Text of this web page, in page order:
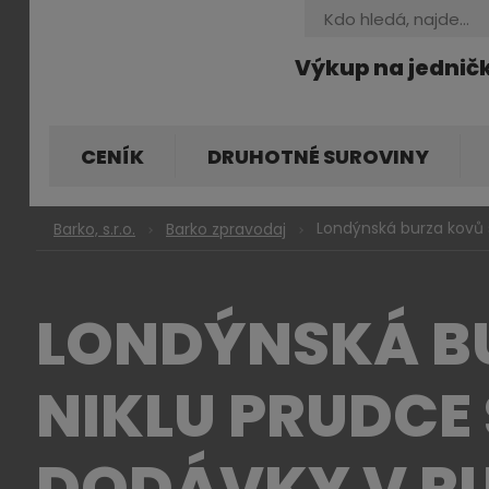
Výkup na
Vyhledávání
CENÍK DRUHOTNÉ SUROVINY
Barko, s.r.o. Barko zpravodaj Londýnská burza
LONDÝNSKÁ
NIKLU